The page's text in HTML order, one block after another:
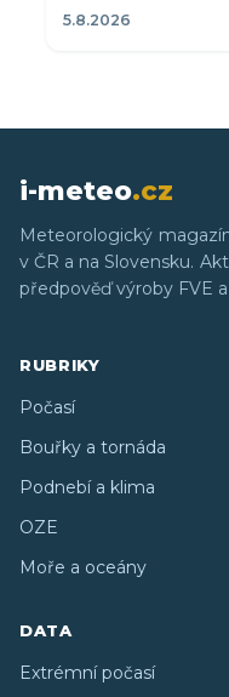
5.8.2026
i-meteo.cz
Meteorologický
v ČR a na Slovensku.
předpověď výroby FVE
RUBRIKY
Počasí
Bouřky a tornáda
Podnebí a klima
OZE
Moře a oceány
DATA
Extrémní počasí